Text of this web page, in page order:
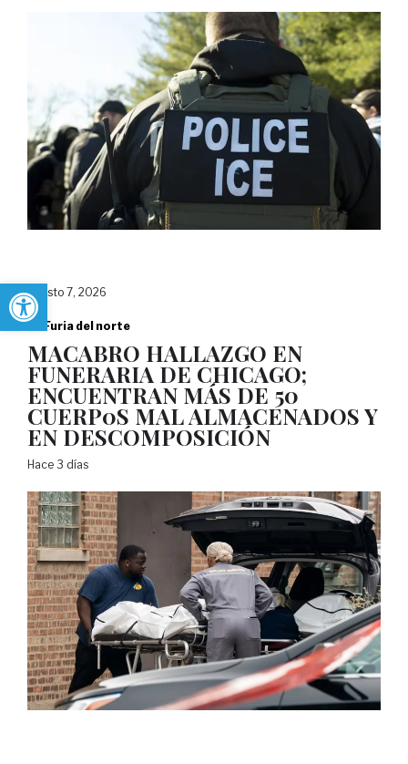
Abrir barra de herramientas
agosto 7, 2026
La Furia del norte
MACABRO HALLAZGO EN
FUNERARIA DE CHICAGO;
ENCUENTRAN MÁS DE 50
CUERP0S MAL ALMACENADOS Y
EN DESCOMPOSICIÓN
Hace 3 días